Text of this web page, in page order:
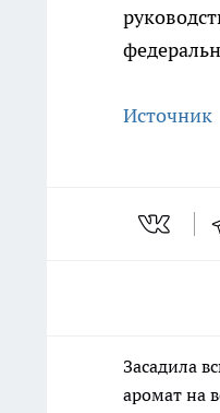
Источник
Засадила
аромат на